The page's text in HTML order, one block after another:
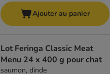
Ajouter au panier
Lot Feringa Classic Meat
Menu 24 x 400 g pour chat
saumon, dinde